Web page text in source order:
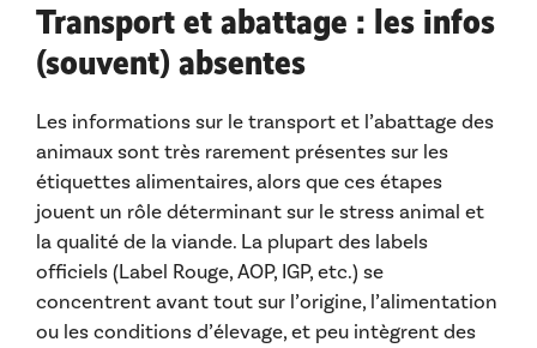
Transport et abattage : les infos
(souvent) absentes
Les informations sur le transport et l’abattage des
animaux sont très rarement présentes sur les
étiquettes alimentaires, alors que ces étapes
jouent un rôle déterminant sur le stress animal et
la qualité de la viande. La plupart des labels
officiels (Label Rouge, AOP, IGP, etc.) se
concentrent avant tout sur l’origine, l’alimentation
ou les conditions d’élevage, et peu intègrent des